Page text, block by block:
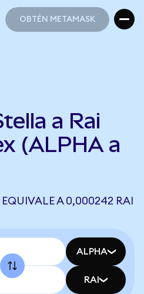
OBTÉN METAMASK
a Rai
(ALPHA a
A 0,000242 RAI
ALPHA
RAI